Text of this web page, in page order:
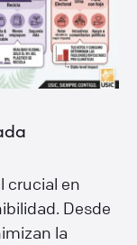
crucial en
Desde
la